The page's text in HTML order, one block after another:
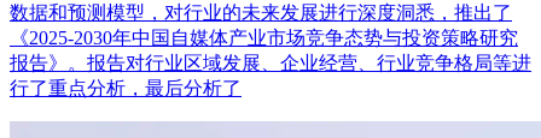
数据和预测模型，对行业的未来发展进行深度洞悉，推出了
《2025-2030年中国自媒体产业市场竞争态势与投资策略研究
报告》。报告对行业区域发展、企业经营、行业竞争格局等进
行了重点分析，最后分析了